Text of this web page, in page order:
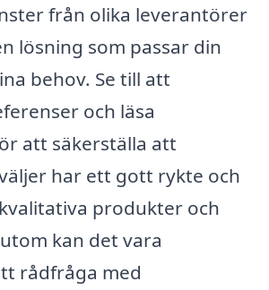
från olika leverantörer
lösning som passar din
behov. Se till att
och läsa
att säkerställa att
har ett gott rykte och
produkter och
kan det vara
rådfråga med